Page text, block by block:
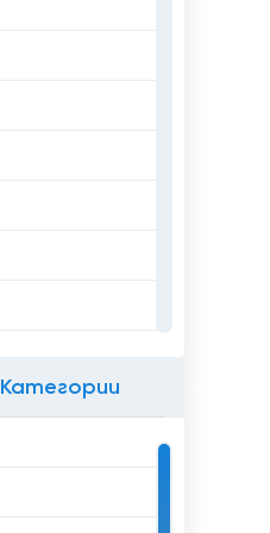
Категории